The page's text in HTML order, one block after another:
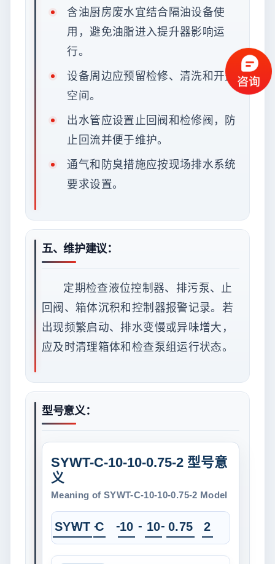
含油厨房废水宜结合隔油设备使
用，避免油脂进入提升器影响运
行。
设备周边应预留检修、清洗和开盖
空间。
出水管应设置止回阀和检修阀，防
止回流并便于维护。
通气和防臭措施应按现场排水系统
要求设置。
五、维护建议：
定期检查液位控制器、排污泵、止
回阀、箱体沉积和控制器报警记录。若
出现频繁启动、排水变慢或异味增大，
应及时清理箱体和检查泵组运行状态。
型号意义：
SYWT-C-10-10-0.75-2 型号意
义
Meaning of SYWT-C-10-10-0.75-2 Model
SYWT C 10 10 0.75 2
- - - - -